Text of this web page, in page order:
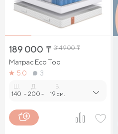
189 000 ₸ 314 900₸
Матрас Eco Top
5.0
3
140 -
Д.
200 -
В.
19 см.